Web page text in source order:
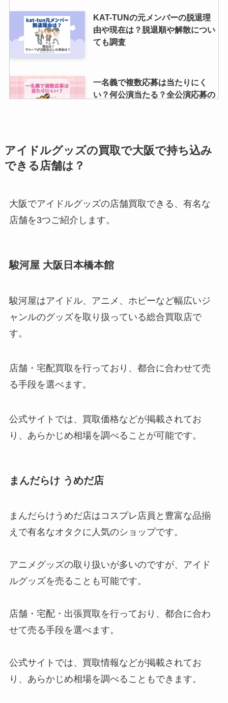
KAT-TUNの元メンバーの脱退理
由や現在は？脱退順や解散につい
ても調査
一名義で複数応募は当たりにく
い？何公演当たる？全公演応募の
NEWSグッズの買取事情を大調
所は？何があるのかやファンレタ
の噂を調査
や現役当時の年収は？
は？リアルタイムにツイッター
（X)でわかるの？
誰？彼女いる人の交際相手は？熱
岩本照の振り付け一覧！クラクラ
SnowMan楽曲の振付師も紹介
アイドルグッズの買取で大阪で持ち込み
できる店舗は？
大阪でアイドルグッズの店舗買取できる、有名な
店舗を3つご紹介します。
駿河屋 大阪日本橋本館
駿河屋はアイドル、アニメ、ホビーなど幅広いジ
ャンルのグッズを取り扱っている総合買取店で
す。
店舗・宅配買取を行っており、都合に合わせて売
る手段を選べます。
公式サイトでは、買取価格などが掲載されてお
り、あらかじめ相場を調べることが可能です。
まんだらけ うめだ店
まんだらけうめだ店はコスプレ店員と豊富な品揃
えで有名なオタクに人気のショップです。
アニメグッズの取り扱いが多いのですが、アイド
ルグッズを売ることも可能です。
店舗・宅配・出張買取を行っており、都合に合わ
せて売る手段を選べます。
公式サイトでは、買取情報などが掲載されてお
り、あらかじめ相場を調べることもできます。